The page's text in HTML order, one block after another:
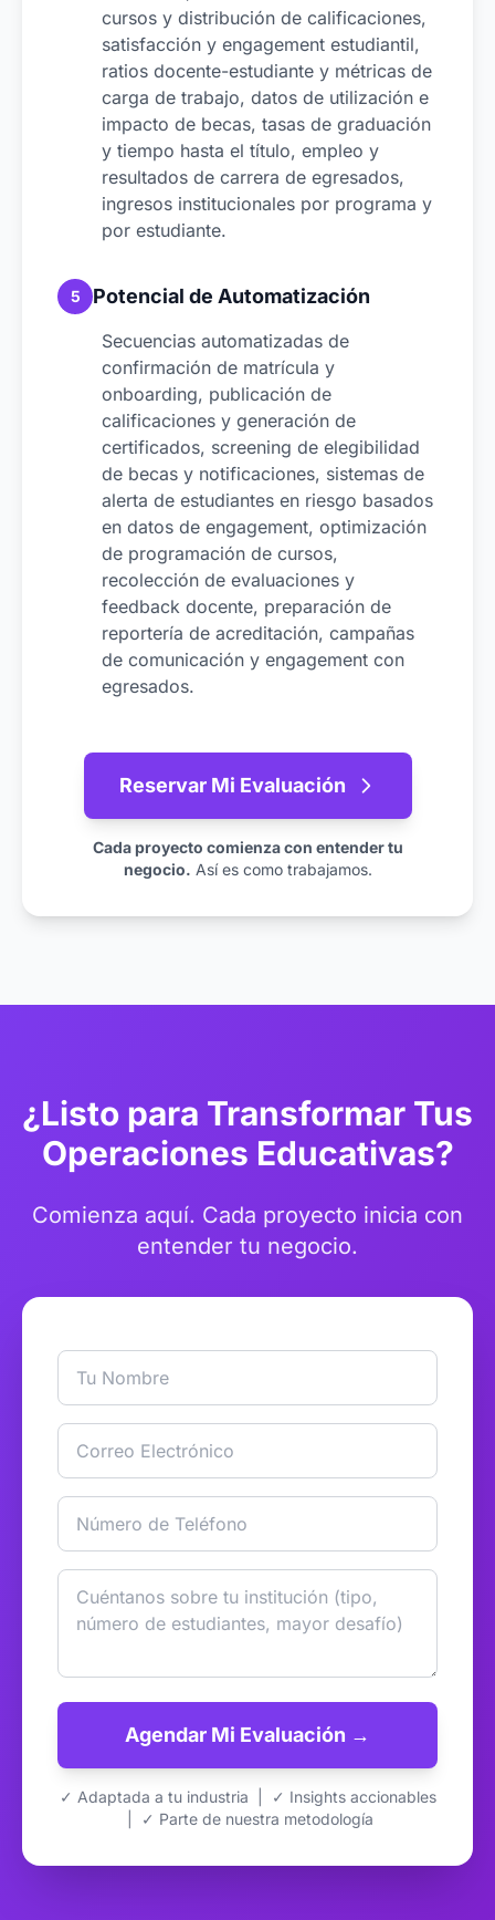
cursos y distribución de calificaciones,
satisfacción y engagement estudiantil,
ratios docente-estudiante y métricas de
carga de trabajo, datos de utilización e
impacto de becas, tasas de graduación
y tiempo hasta el título, empleo y
resultados de carrera de egresados,
ingresos institucionales por programa y
por estudiante.
5 Potencial de Automatización
Secuencias automatizadas de
confirmación de matrícula y
onboarding, publicación de
calificaciones y generación de
certificados, screening de elegibilidad
de becas y notificaciones, sistemas de
alerta de estudiantes en riesgo basados
en datos de engagement, optimización
de programación de cursos,
recolección de evaluaciones y
feedback docente, preparación de
reportería de acreditación, campañas
de comunicación y engagement con
egresados.
Reservar Mi Evaluación
Cada proyecto comienza con entender tu
negocio. Así es como trabajamos.
¿Listo para Transformar Tus
Operaciones Educativas?
Comienza aquí. Cada proyecto inicia con
entender tu negocio.
Agendar Mi Evaluación →
✓ Adaptada a tu industria | ✓ Insights accionables
| ✓ Parte de nuestra metodología